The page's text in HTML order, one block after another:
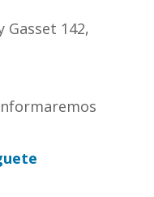
Gasset 142,